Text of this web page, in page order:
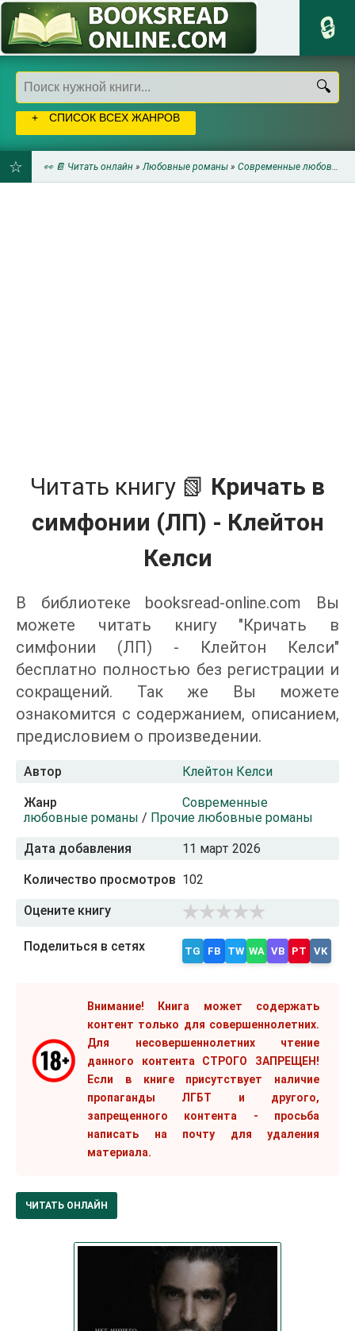
СПИСОК ВСЕХ ЖАНРОВ
👀 📔 Читать онлайн »Любовные романы » Современные любовные романы
Читать книгу 📗 Кричать в
симфонии (ЛП) - Клейтон
Келси
В библиотеке booksread-online.com Вы
можете читать книгу "Кричать в
симфонии (ЛП) - Клейтон Келси"
бесплатно полностью без регистрации и
сокращений. Так же Вы можете
ознакомится с содержанием, описанием,
предисловием о произведении.
Автор Клейтон Келси
Жанр
Современные
любовные романы / Прочие любовные романы
Дата добавления 11 март 2026
Количество просмотров 102
Оцените книгу
Поделиться в сетях TG FB TW WA VB PT VK
Внимание! Книга может содержать
контент только для совершеннолетних.
Для несовершеннолетних чтение
данного контента СТРОГО ЗАПРЕЩЕН!
Если в книге присутствует наличие
пропаганды ЛГБТ и другого,
запрещенного контента - просьба
написать на почту для удаления
материала.
ЧИТАТЬ ОНЛАЙН